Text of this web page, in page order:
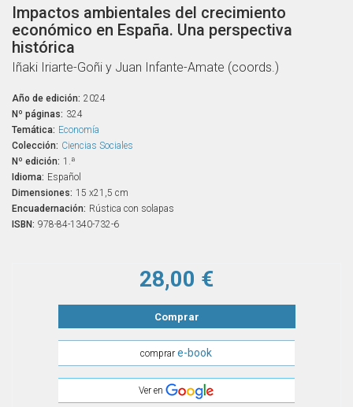
Impactos ambientales del crecimiento
económico en España. Una perspectiva
histórica
Iñaki Iriarte-Goñi y Juan Infante-Amate (coords.)
Año de edición: 2024
Nº páginas: 324
Temática: Economía
Colección: Ciencias Sociales
Nº edición: 1.ª
Idioma: Español
Dimensiones: 15 x21,5 cm
Encuadernación: Rústica con solapas
ISBN: 978-84-1340-732-6
28,00 €
Comprar
comprare-book
Ver en